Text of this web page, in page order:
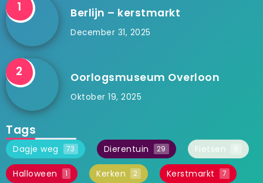
Berlijn – kerstmarkt
December 31, 2025
Oorlogsmuseum Overloon
Oktober 19, 2025
Tags
Dagje weg 73 Dierentuin 29 Fietsen 9
Halloween 1 Kerken 2 Kerstmarkt 7